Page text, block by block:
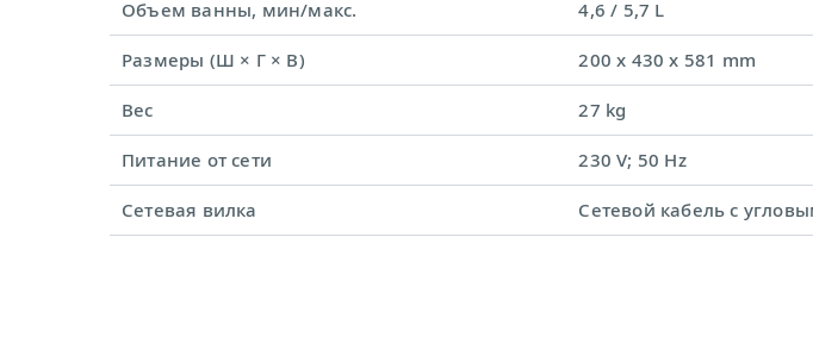
Объем ванны, мин/макс. 4,6 / 5,7 L
Размеры (Ш × Г × В) 200 x 430 x 581 mm
Вес 27 kg
Питание от сети 230 V; 50 Hz
Сетевая вилка Сетевой кабель с